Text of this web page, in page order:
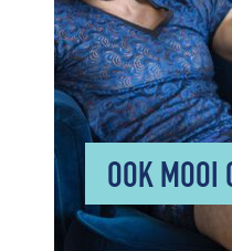
OOK MOOI